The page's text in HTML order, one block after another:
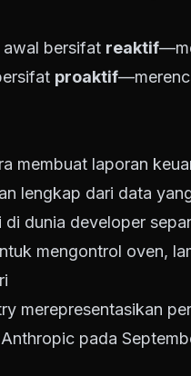
awal bersifat reaktif
proaktif
membuat laporan
lengkap dari data
di dunia developer
mengontrol oven,
merepresentasikan
pada